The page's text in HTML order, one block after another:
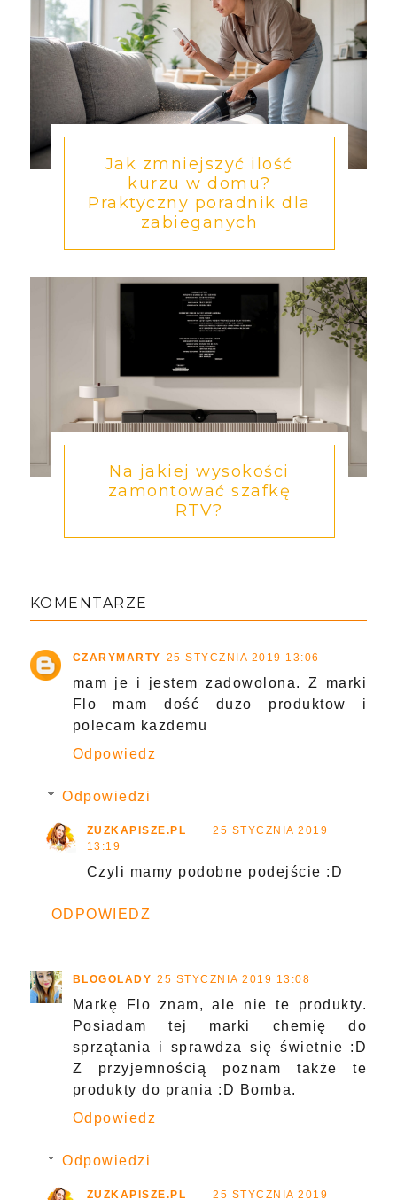
Jak zmniejszyć ilość
kurzu w domu?
Praktyczny poradnik dla
zabieganych
Na jakiej wysokości
zamontować szafkę
RTV?
KOMENTARZE
CZARYMARTY 25 STYCZNIA 2019 13:06
mam je i jestem zadowolona. Z marki
Flo mam dość duzo produktow i
polecam kazdemu
Odpowiedz
Odpowiedzi
ZUZKAPISZE.PL
25 STYCZNIA 2019
13:19
Czyli mamy podobne podejście :D
ODPOWIEDZ
BLOGOLADY 25 STYCZNIA 2019 13:08
Markę Flo znam, ale nie te produkty.
Posiadam tej marki chemię do
sprzątania i sprawdza się świetnie :D
Z przyjemnością poznam także te
produkty do prania :D Bomba.
Odpowiedz
Odpowiedzi
ZUZKAPISZE.PL 25 STYCZNIA 2019